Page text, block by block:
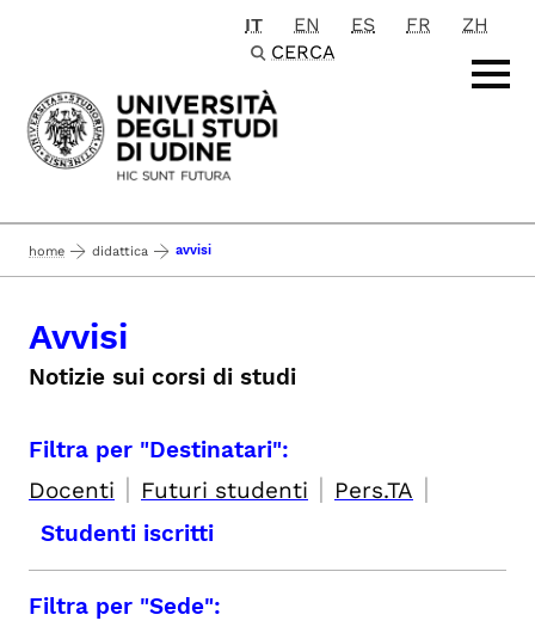
Passa al contenuto principale
IT EN ES FR
ZH
CERCA
home didattica avvisi
Avvisi
Notizie sui corsi di studi
Filtra per "Destinatari":
Docenti | Futuri studenti | Pers.TA |
Studenti iscritti
Filtra per "Sede":